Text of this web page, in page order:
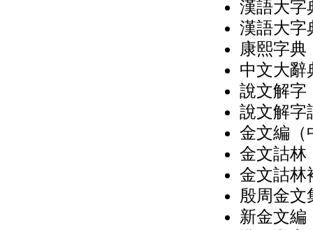
漢語大字
漢語大字
康熙字典
中文大辭
說文解字
說文解字
金文編（
金文詁林
金文詁林
殷周金文
新金文編